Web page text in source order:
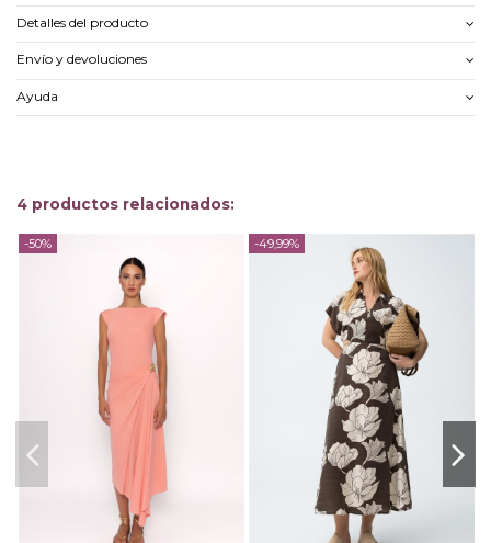
Detalles del producto
Envío y devoluciones
Ayuda
4 productos relacionados:
-50% -49,99%